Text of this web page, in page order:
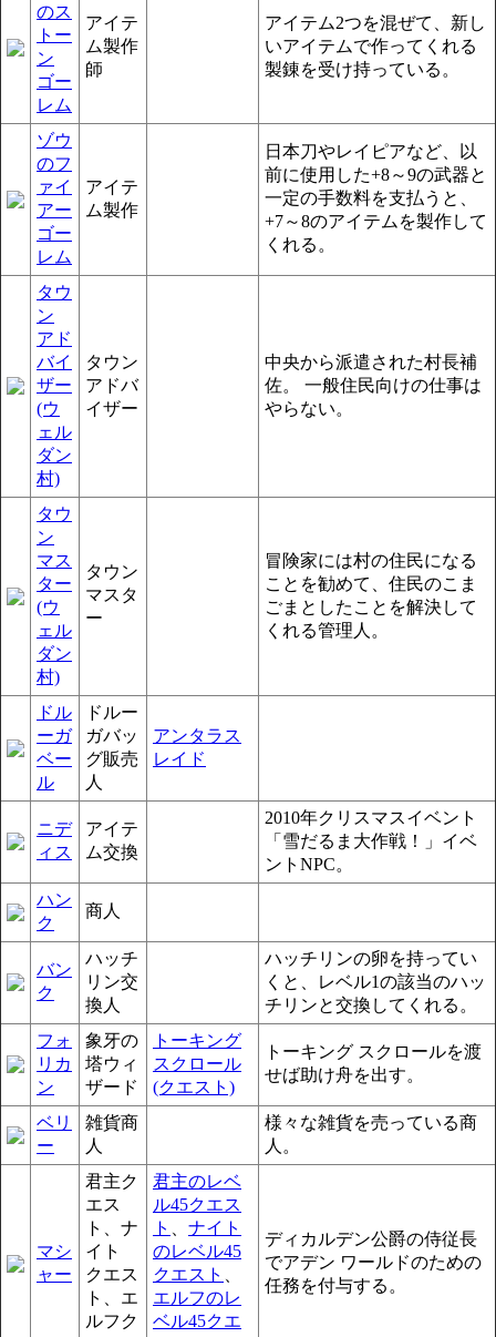
のス
トー
ン
ゴー
レム
アイテ
ム製作
師
アイテム2つを混ぜて、新し
いアイテムで作ってくれる
製錬を受け持っている。
ゾウ
のフ
ァイ
アー
ゴー
レム
アイテ
ム製作
日本刀やレイピアなど、以
前に使用した+8～9の武器と
一定の手数料を支払うと、
+7～8のアイテムを製作して
くれる。
タウ
ン
アド
バイ
ザー
(ウ
ェル
ダン
村)
タウン
アドバ
イザー
中央から派遣された村長補
佐。 一般住民向けの仕事は
やらない。
タウ
ン
マス
ター
(ウ
ェル
ダン
村)
タウン
マスタ
ー
冒険家には村の住民になる
ことを勧めて、住民のこま
ごまとしたことを解決して
くれる管理人。
ドル
ーガ
ベー
ル
ドルー
ガバッ
グ販売
人
アンタラス
レイド
ニデ
ィス
アイテ
ム交換
2010年クリスマスイベント
「雪だるま大作戦！」イベ
ントNPC。
ハン
ク
商人
バン
ク
ハッチ
リン交
換人
ハッチリンの卵を持ってい
くと、レベル1の該当のハッ
チリンと交換してくれる。
フォ
リカ
ン
象牙の
塔ウィ
ザード
トーキング
スクロール
(クエスト)
トーキング スクロールを渡
せば助け舟を出す。
ベリ
ー
雑貨商
人
様々な雑貨を売っている商
人。
マシ
ャー
君主ク
エス
ト、ナ
イト
クエス
ト、エ
ルフク
君主のレベ
ル45クエス
ト
ナイト
のレベル45
クエスト
エルフのレ
ベル45クエ
ディカルデン公爵の侍従長
でアデン ワールドのための
任務を付与する。